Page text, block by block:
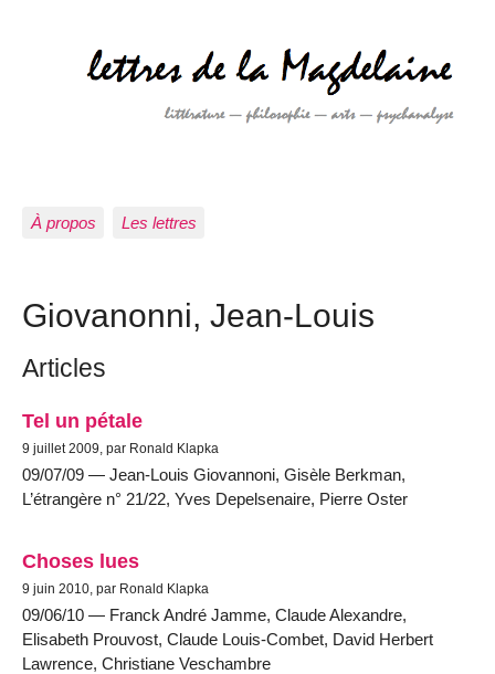
À propos Les lettres
Giovanonni, Jean-Louis
Articles
Tel un pétale
9 juillet 2009, par Ronald Klapka
09/07/09 — Jean-Louis Giovannoni, Gisèle Berkman,
L’étrangère n° 21/22, Yves Depelsenaire, Pierre Oster
Choses lues
9 juin 2010, par Ronald Klapka
09/06/10 — Franck André Jamme, Claude Alexandre,
Elisabeth Prouvost, Claude Louis-Combet, David Herbert
Lawrence, Christiane Veschambre